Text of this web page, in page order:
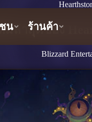
ล่าสุดของ
Blizzard